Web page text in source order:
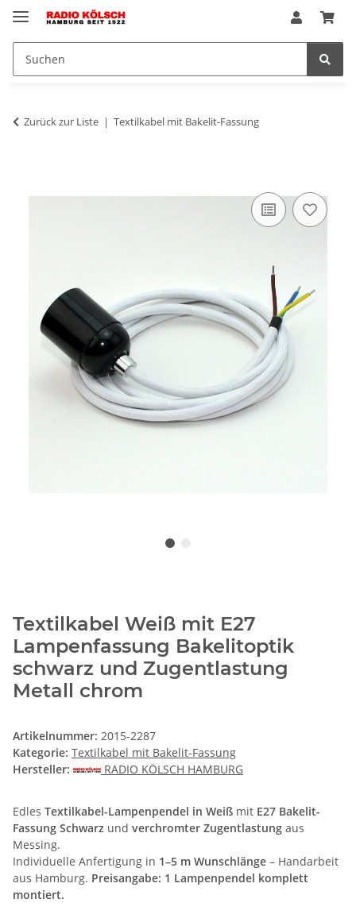
Zurück zur Liste Textilkabel mit Bakelit-Fassung
Textilkabel Weiß mit E27
Lampenfassung Bakelitoptik
schwarz und Zugentlastung
Metall chrom
Artikelnummer: 2015-2287
Kategorie: Textilkabel mit Bakelit-Fassung
Hersteller:
RADIO KÖLSCH HAMBURG
Edles Textilkabel-Lampenpendel in Weiß mit E27 Bakelit-
Fassung Schwarz und verchromter Zugentlastung aus
Messing.
Individuelle Anfertigung in 1–5 m Wunschlänge – Handarbeit
aus Hamburg. Preisangabe: 1 Lampenpendel komplett
montiert.